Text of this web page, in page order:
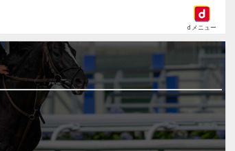
dメニュー